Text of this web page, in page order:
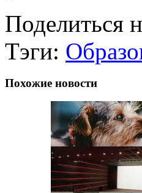
Поделиться
Тэги:
Похожие новости